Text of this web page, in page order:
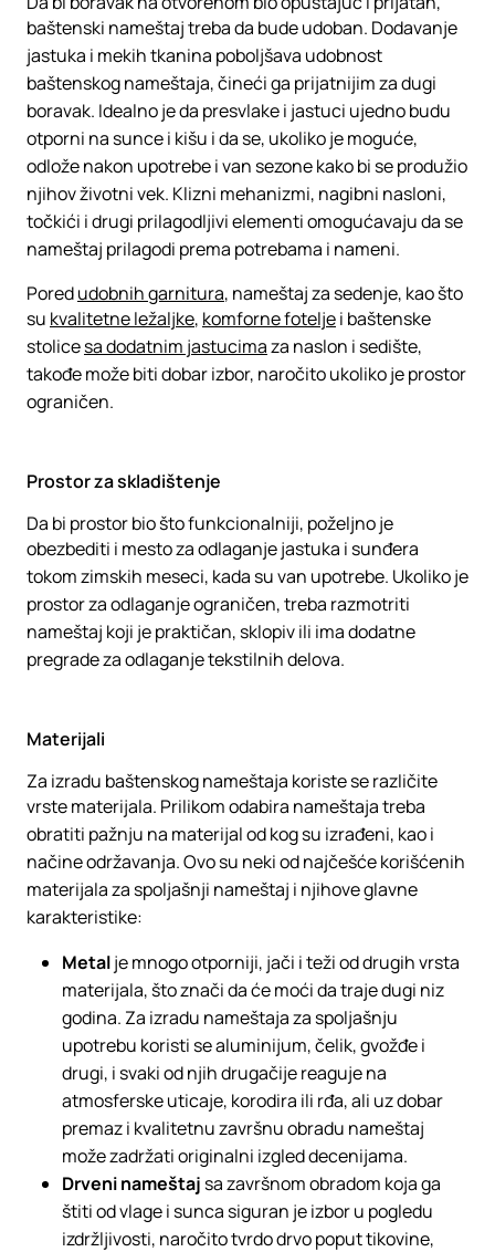
baštenski nameštaj treba da bude udoban. Dodavanje
jastuka i mekih tkanina poboljšava udobnost
baštenskog nameštaja, čineći ga prijatnijim za dugi
boravak. Idealno je da presvlake i jastuci ujedno budu
otporni na sunce i kišu i da se, ukoliko je moguće,
odlože nakon upotrebe i van sezone kako bi se produžio
njihov životni vek. Klizni mehanizmi, nagibni nasloni,
točkići i drugi prilagodljivi elementi omogućavaju da se
nameštaj prilagodi prema potrebama i nameni.
Poredudobnih garnitura, nameštaj za sedenje, kao što
su kvalitetne ležaljke, komforne foteljei baštenske
stolicesa dodatnim jastucimaza naslon i sedište,
takođe može biti dobar izbor, naročito ukoliko je prostor
ograničen.
Prostor za skladištenje
Da bi prostor bio što funkcionalniji, poželjno je
obezbediti i mesto za odlaganje jastuka i sunđera
tokom zimskih meseci, kada su van upotrebe. Ukoliko je
prostor za odlaganje ograničen, treba razmotriti
nameštaj koji je praktičan, sklopiv ili ima dodatne
pregrade za odlaganje tekstilnih delova.
Materijali
Za izradu baštenskog nameštaja koriste se različite
vrste materijala. Prilikom odabira nameštaja treba
obratiti pažnju na materijal od kog su izrađeni, kao i
načine održavanja. Ovo su neki od najčešće korišćenih
materijala za spoljašnji nameštaj i njihove glavne
karakteristike:
Metalje mnogo otporniji, jači i teži od drugih vrsta
materijala, što znači da će moći da traje dugi niz
godina. Za izradu nameštaja za spoljašnju
upotrebu koristi se aluminijum, čelik, gvožđe i
drugi, i svaki od njih drugačije reaguje na
atmosferske uticaje, korodira ili rđa, ali uz dobar
premaz i kvalitetnu završnu obradu nameštaj
može zadržati originalni izgled decenijama.
Drveni nameštaj sa završnom obradom koja ga
štiti od vlage i sunca siguran je izbor u pogledu
izdržljivosti, naročito tvrdo drvo poput tikovine,